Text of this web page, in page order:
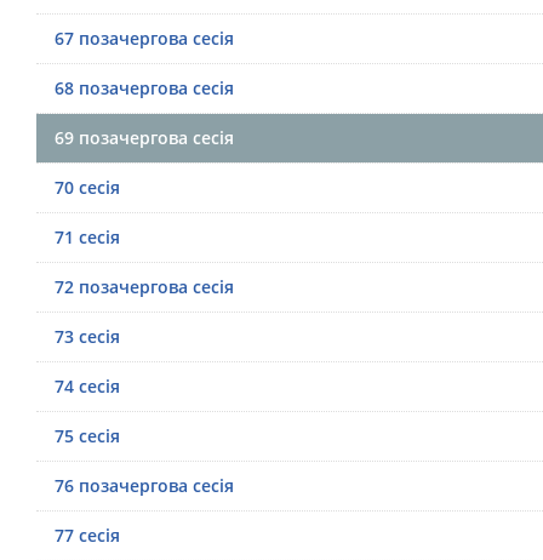
67 позачергова сесія
68 позачергова сесія
69 позачергова сесія
70 сесія
71 сесія
72 позачергова сесія
73 сесія
74 сесія
75 сесія
76 позачергова сесія
77 сесія